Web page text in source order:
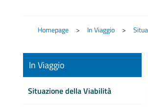
Homepage In Viaggio
In Viaggio
Situazione della Viabilità